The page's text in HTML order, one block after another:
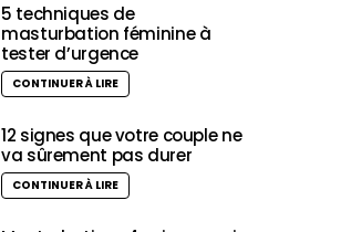
5 techniques de
masturbation féminine à
tester d’urgence
CONTINUER À LIRE
12 signes que votre couple ne
va sûrement pas durer
CONTINUER À LIRE